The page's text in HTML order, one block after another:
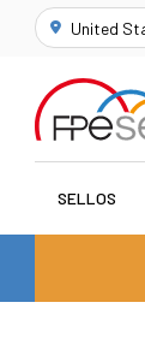
United
SELLOS